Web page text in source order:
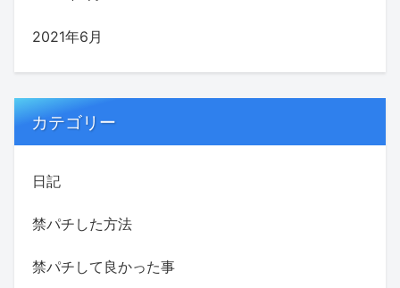
2021年6月
カテゴリー
日記
禁パチした方法
禁パチして良かった事